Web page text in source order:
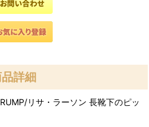
詳細
リサ・ラーソン 長靴下のピッ